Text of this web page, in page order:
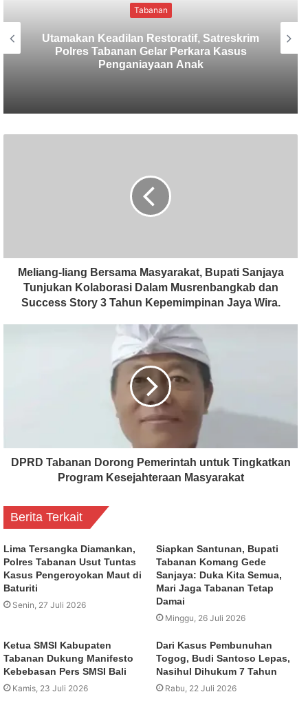
Tabanan
Sekretaris SMSI Tabanan Maju Jadi
Kandidat Ketua IMI Bali, Ketua SMSI
Tabanan Berikan Dukungan
Meliang-liang Bersama Masyarakat, Bupati Sanjaya
Tunjukan Kolaborasi Dalam Musrenbangkab dan
Success Story 3 Tahun Kepemimpinan Jaya Wira.
DPRD Tabanan Dorong Pemerintah untuk Tingkatkan
Program Kesejahteraan Masyarakat
Berita Terkait
Lima Tersangka Diamankan,
Polres Tabanan Usut Tuntas
Kasus Pengeroyokan Maut di
Baturiti
Senin, 27 Juli 2026
Siapkan Santunan, Bupati
Tabanan Komang Gede
Sanjaya: Duka Kita Semua,
Mari Jaga Tabanan Tetap
Damai
Minggu, 26 Juli 2026
Ketua SMSI Kabupaten
Tabanan Dukung Manifesto
Kebebasan Pers SMSI Bali
Kamis, 23 Juli 2026
Dari Kasus Pembunuhan
Togog, Budi Santoso Lepas,
Nasihul Dihukum 7 Tahun
Rabu, 22 Juli 2026